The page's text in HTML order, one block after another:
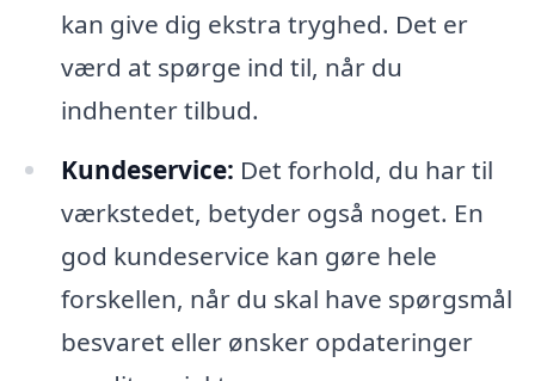
kan give dig ekstra tryghed. Det er
værd at spørge ind til, når du
indhenter tilbud.
Kundeservice: Det forhold, du har til
værkstedet, betyder også noget. En
god kundeservice kan gøre hele
forskellen, når du skal have spørgsmål
besvaret eller ønsker opdateringer